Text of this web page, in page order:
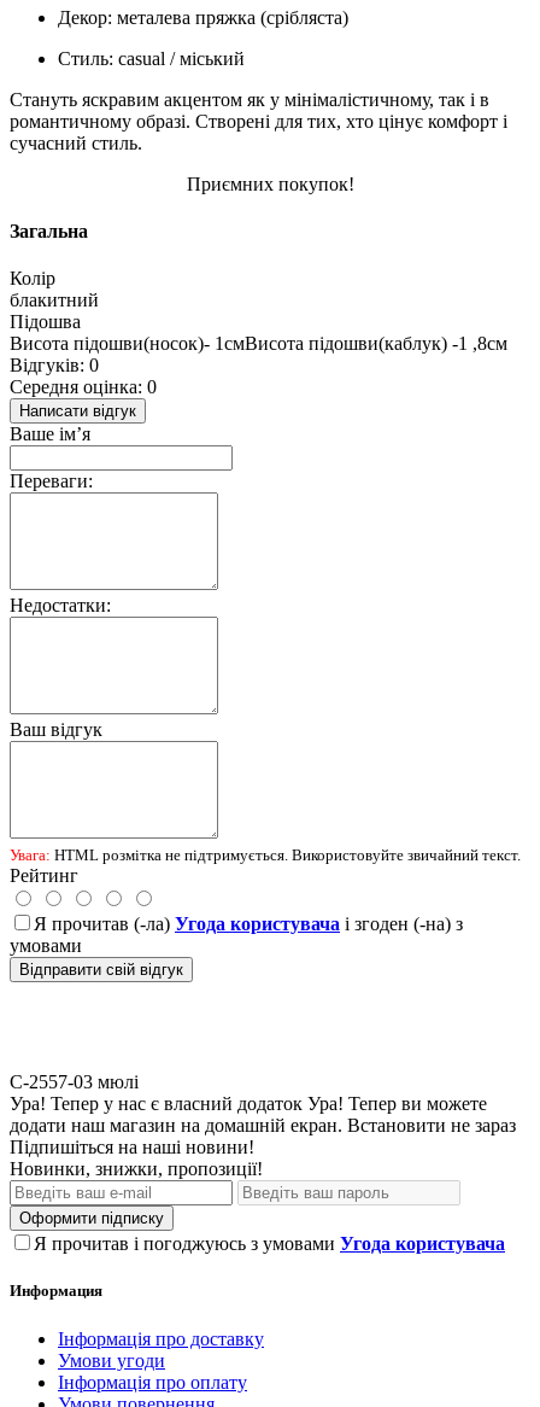
Декор: металева пряжка (срібляста)
Стиль: casual / міський
Стануть яскравим акцентом як у мінімалістичному, так і в
романтичному образі. Створені для тих, хто цінує комфорт і
сучасний стиль.
Приємних покупок!
Загальна
Колір
блакитний
Підошва
Висота підошви(носок)- 1смВисота підошви(каблук) -1 ,8см
Відгуків: 0
Середня оцінка: 0
Написати відгук
Ваше ім’я
Переваги:
Недостатки:
Ваш відгук
Увага: HTML розмітка не підтримується. Використовуйте звичайний текст.
Рейтинг
Я прочитав (-ла) Угода користувача і згоден (-на) з
умовами
Відправити свій відгук
С-2557-03 мюлі
Ура! Тепер у нас є власний додаток Ура! Тепер ви можете
додати наш магазин на домашній екран. Встановити не зараз
Підпишіться на наші новини!
Новинки, знижки, пропозиції!
Оформити підписку
Я прочитав і погоджуюсь з умовами Угода користувача
Информация
Інформація про доставку
Умови угоди
Інформація про оплату